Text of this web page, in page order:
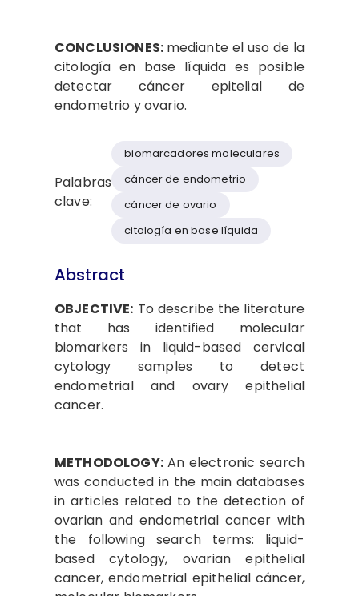
CONCLUSIONES: mediante el uso de la
citología en base líquida es posible
detectar cáncer epitelial de
endometrio y ovario.
Palabras
clave:
biomarcadores moleculares
cáncer de endometrio
cáncer de ovario
citología en base líquida
Abstract
OBJECTIVE: To describe the literature
that has identified molecular
biomarkers in liquid-based cervical
cytology samples to detect
endometrial and ovary epithelial
cancer.
METHODOLOGY: An electronic search
was conducted in the main databases
in articles related to the detection of
ovarian and endometrial cancer with
the following search terms: liquid-
based cytology, ovarian epithelial
cancer, endometrial epithelial cáncer,